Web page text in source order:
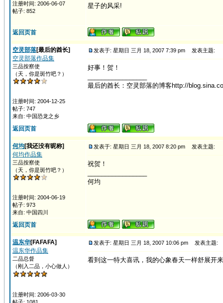
注册时间: 2006-06-07
帖子: 852
星子的风采!
返回页首
空灵部落[最后的酋长]
空灵部落作品集
三品按察使
（天，你是斑竹吧？）
注册时间: 2004-12-25
帖子: 747
来自: 中国恐龙之乡
发表于: 星期日 三月 18, 2007 7:39 pm 发表主题:
好事！贺！
最后的酋长：空灵部落的博客http://
返回页首
何均[我还没有昵称]
何均作品集
三品按察使
（天，你是斑竹吧？）
注册时间: 2004-06-19
帖子: 973
来自: 中国四川
发表于: 星期日 三月 18, 2007 8:20 pm 发表主题:
祝贺！
何均
返回页首
温东华[FAFAFA]
温东华作品集
二品总督
（刚入二品，小心做人）
注册时间: 2006-03-30
发表于: 星期日 三月 18, 2007 10:06 pm 发表主题:
看到这一特大喜讯，我的心象春天一样舒展开